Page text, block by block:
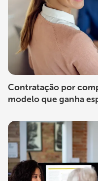
Contratação por
modelo que ganha